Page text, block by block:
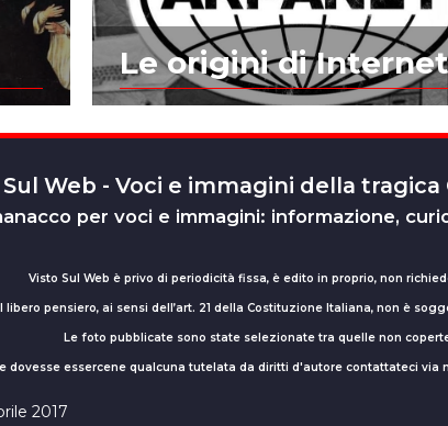
Le origini di Internet
Web - Voci e immagini della
per voci e immagini: informazione,
Visto Sul Web è privo di periodicità fissa, è edito in proprio, non
pensiero, ai sensi dell’art. 21 della Costituzione Italiana, non è
Le foto pubblicate sono state selezionate tra quelle non
dovesse essercene qualcuna tutelata da diritti d'autore contattateci
2017